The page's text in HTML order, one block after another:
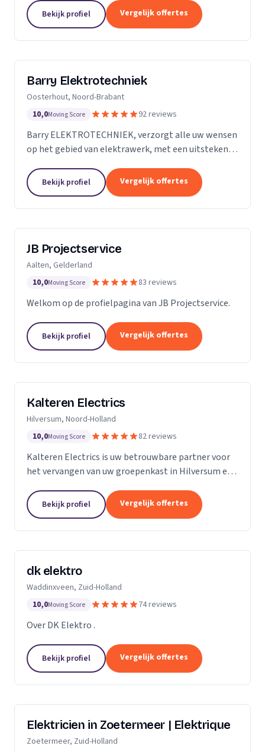
Bekijk profiel Vergelijk offertes
Barry Elektrotechniek
Oosterhout, Noord-Brabant
10,0Moving Score 92 reviews
Barry ELEKTROTECHNIEK, verzorgt alle uw wensen
op het gebied van elektrawerk, met een uitstekende
Scholen en Bedrijven. Groepenkast vernieuwen,...
Bekijk profiel Vergelijk offertes
JB Projectservice
Aalten, Gelderland
10,0Moving Score 83 reviews
Welkom op de profielpagina van JB Projectservice.
Bekijk profiel Vergelijk offertes
Kalteren Electrics
Hilversum, Noord-Holland
10,0Moving Score 82 reviews
Kalteren Electrics is uw betrouwbare partner voor
het vervangen van uw groepenkast in Hilversum en
benodigde diploma's en certificeringen, sta ik klaar
om u...
Bekijk profiel Vergelijk offertes
dk elektro
Waddinxveen, Zuid-Holland
10,0Moving Score 74 reviews
Over DK Elektro .
Bekijk profiel Vergelijk offertes
Elektricien in Zoetermeer | Elektrique
Zoetermeer, Zuid-Holland